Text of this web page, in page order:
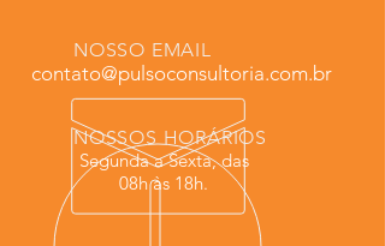
NOSSO EMAIL
contato@pulsoconsultoria.com.br
NOSSOS HORÁRIOS
Segunda a Sexta, das
08h às 18h.